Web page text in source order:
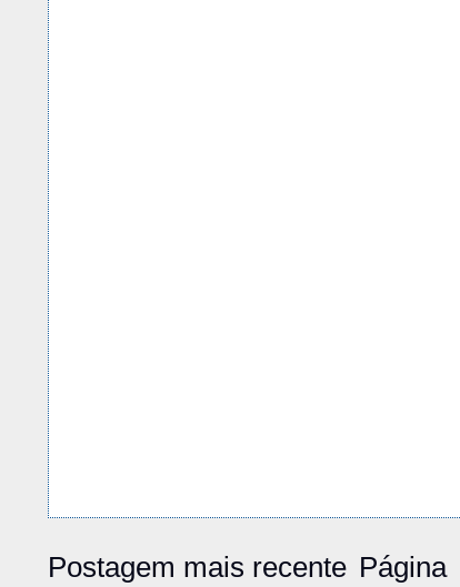
Postagem mais recente Página